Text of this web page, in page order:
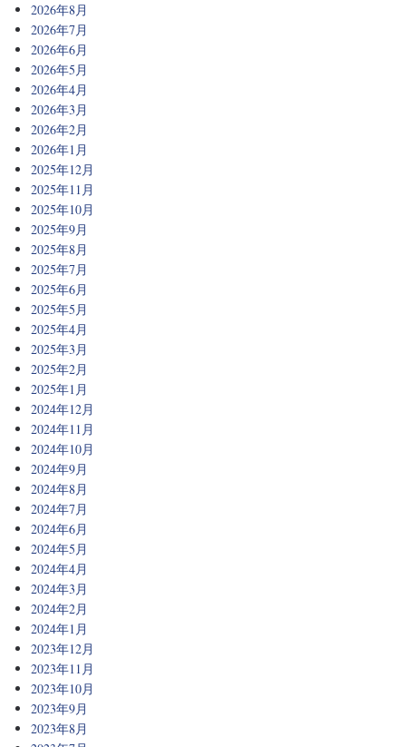
2026年8月
2026年7月
2026年6月
2026年5月
2026年4月
2026年3月
2026年2月
2026年1月
2025年12月
2025年11月
2025年10月
2025年9月
2025年8月
2025年7月
2025年6月
2025年5月
2025年4月
2025年3月
2025年2月
2025年1月
2024年12月
2024年11月
2024年10月
2024年9月
2024年8月
2024年7月
2024年6月
2024年5月
2024年4月
2024年3月
2024年2月
2024年1月
2023年12月
2023年11月
2023年10月
2023年9月
2023年8月